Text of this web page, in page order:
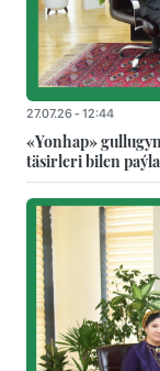
27.07.26 - 12:44
«Yonhap»
täsirleri bilen